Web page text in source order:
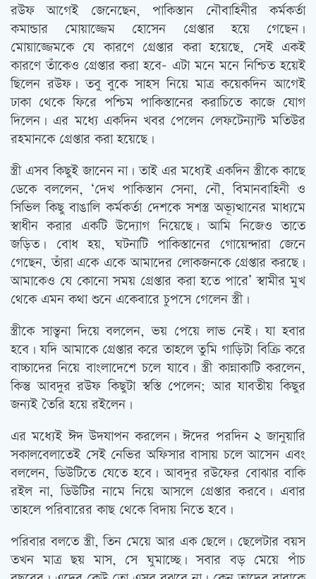
রউফ আগেই জেনেছেন, পাকিস্তান নৌবাহিনীর কর্মকর্তা
কমান্ডার মোয়াজ্জেম হোসেন গ্রেপ্তার হয়ে গেছেন।
মোয়াজ্জেমকে যে কারণে গ্রেপ্তার করা হয়েছে, সেই একই
কারণে তাঁকেও গ্রেপ্তার করা হবে- এটা মনে মনে নিশ্চিত হয়েই
ছিলেন রউফ। তবু বুকে সাহস নিয়ে মাত্র কয়েকদিন আগেই
ঢাকা থেকে ফিরে পশ্চিম পাকিস্তানের করাচিতে কাজে যোগ
দিলেন। এর মধ্যে একদিন খবর পেলেন লেফটেন্যান্ট মতিউর
রহমানকে গ্রেপ্তার করা হয়েছে।
স্ত্রী এসব কিছুই জানেন না। তাই এর মধ্যেই একদিন স্ত্রীকে কাছে
ডেকে বললেন, ‘দেখ পাকিস্তান সেনা, নৌ, বিমানবাহিনী ও
সিভিল কিছু বাঙালি কর্মকর্তা দেশকে সশস্ত্র অভ্যূত্থানের মাধ্যমে
স্বাধীন করার একটি উদ্যোগ নিয়েছে। আমি নিজেও তাতে
জড়িত। বোধ হয়, ঘটনাটি পাকিস্তানের গোয়েন্দারা জেনে
গেছেন, তাঁরা একে একে আমাদের লোকজনকে গ্রেপ্তার করছে।
আমাকেও যে কোনো সময় গ্রেপ্তার করা হতে পারে’ স্বামীর মুখ
থেকে এমন কথা শুনে একেবারে চুপসে গেলেন স্ত্রী।
স্ত্রীকে সান্ত্বনা দিয়ে বললেন, ভয় পেয়ে লাভ নেই। যা হবার
হবে। যদি আমাকে গ্রেপ্তার করে তাহলে তুমি গাড়িটা বিক্রি করে
বাচ্চাদের নিয়ে বাংলাদেশে চলে যাবে। স্ত্রী কান্নাকাটি করলেন,
কিন্তু আবদুর রউফ কিছুটা স্বস্তি পেলেন; আর যাবতীয় কিছুর
জন্যই তৈরি হয়ে রইলেন।
এর মধ্যেই ঈদ উদযাপন করলেন। ঈদের পরদিন ২ জানুয়ারি
সকালবেলাতেই সেই নেভির অফিসার বাসায় চলে আসেন এবং
বললেন, ডিউটিতে যেতে হবে। আবদুর রউফের বোঝার বাকি
রইল না, ডিউটির নামে নিয়ে আসলে গ্রেপ্তার করবে। এবার
তাহলে পরিবারের কাছ থেকে বিদায় নিতে হবে।
পরিবার বলতে স্ত্রী, তিন মেয়ে আর এক ছেলে। ছেলেটার বয়স
তখন মাত্র ছয় মাস, সে ঘুমাচ্ছে। সবার বড় মেয়ে পাঁচ